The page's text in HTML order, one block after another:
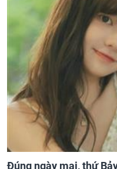
Đúng ngày mai, thứ